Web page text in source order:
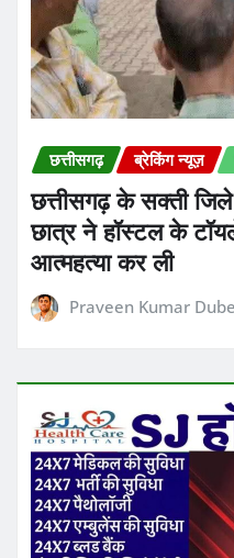
छत्तीसगढ़ रायपुर
कलेक्टर आकाश छिकारा
Ashish Sinha